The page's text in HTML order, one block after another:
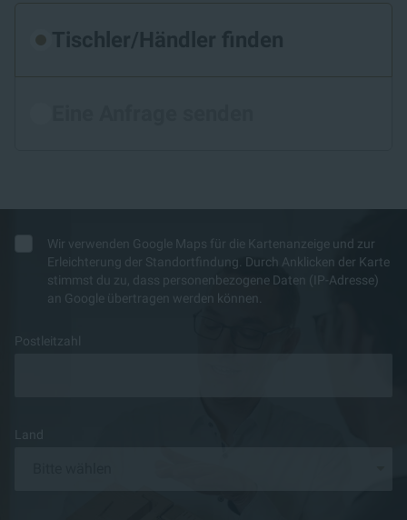
Wir verwenden Google Maps für die Kartenanzeige und zur
Erleichterung der Standortfindung. Durch Anklicken der Karte
stimmst du zu, dass personenbezogene Daten (IP-Adresse)
an Google übertragen werden können.
Postleitzahl
Land